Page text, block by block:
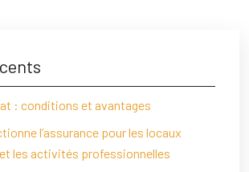
: conditions et avantages
l’assurance pour les locaux
les activités professionnelles